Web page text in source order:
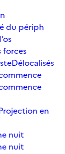
du périph
forces
Délocalisés
en
nuit
nuit